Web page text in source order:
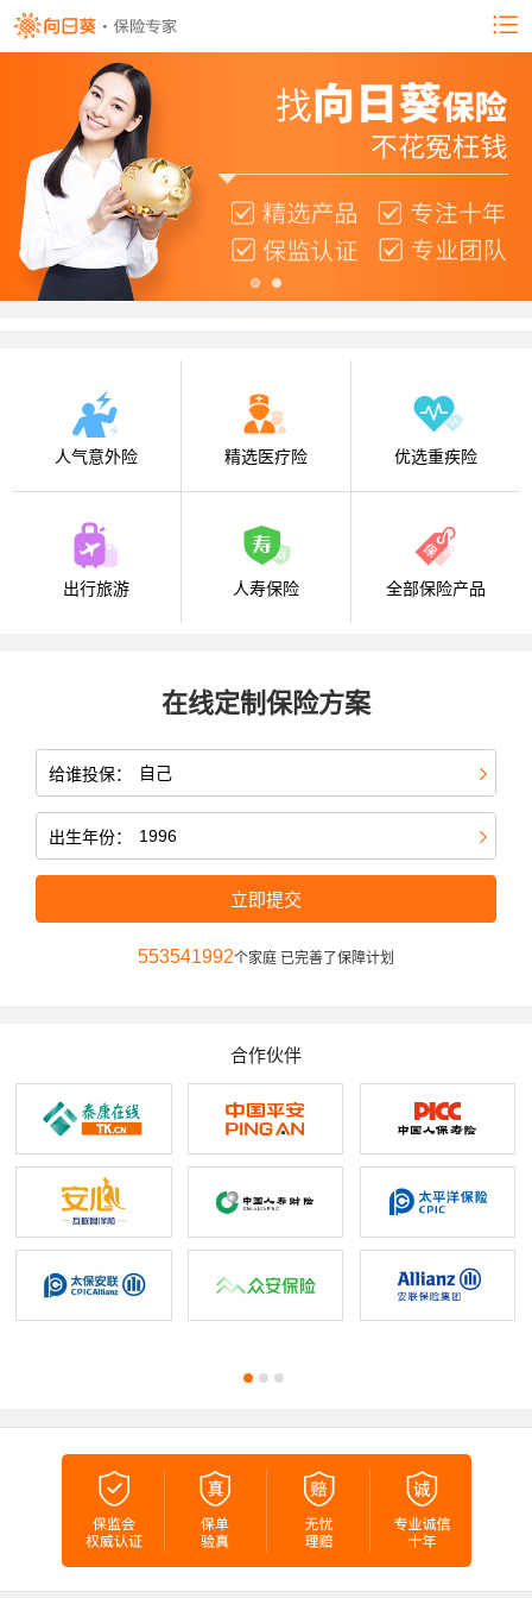
人气意外险 精选医疗险 优选重疾险
出行旅游 人寿保险 全部保险产品
在线定制保险方案
给谁投保：
出生年份：
立即提交
553541992个家庭 已完善了保障计划
合作伙伴